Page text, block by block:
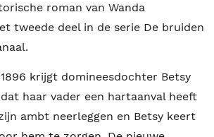
roman van Wanda
tweede deel in de serie De bruiden
krijgt domineesdochter Betsy
haar vader een hartaanval heeft
ambt neerleggen en Betsy keert